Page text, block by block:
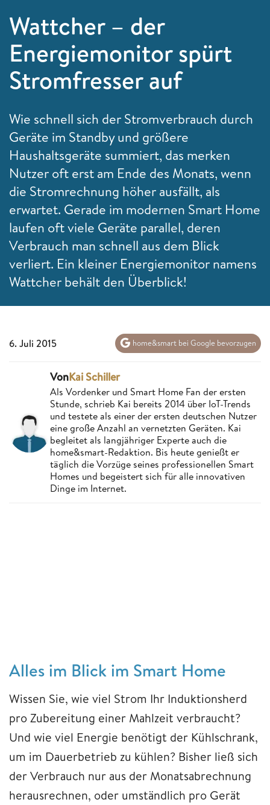
Wattcher – der
Energiemonitor spürt
Stromfresser auf
Wie schnell sich der Stromverbrauch durch
Geräte im Standby und größere
Haushaltsgeräte summiert, das merken
Nutzer oft erst am Ende des Monats, wenn
die Stromrechnung höher ausfällt, als
erwartet. Gerade im modernen Smart Home
laufen oft viele Geräte parallel, deren
Verbrauch man schnell aus dem Blick
verliert. Ein kleiner Energiemonitor namens
Wattcher behält den Überblick!
6. Juli 2015 home&smart bei Google bevorzugen
VonKai Schiller
Als Vordenker und Smart Home Fan der ersten
Stunde, schrieb Kai bereits 2014 über IoT-Trends
und testete als einer der ersten deutschen Nutzer
eine große Anzahl an vernetzten Geräten. Kai
begleitet als langjähriger Experte auch die
home&smart-Redaktion. Bis heute genießt er
täglich die Vorzüge seines professionellen Smart
Homes und begeistert sich für alle innovativen
Dinge im Internet.
Alles im Blick im Smart Home
Wissen Sie, wie viel Strom Ihr Induktionsherd
pro Zubereitung einer Mahlzeit verbraucht?
Und wie viel Energie benötigt der Kühlschrank,
um im Dauerbetrieb zu kühlen? Bisher ließ sich
der Verbrauch nur aus der Monatsabrechnung
herausrechnen, oder umständlich pro Gerät